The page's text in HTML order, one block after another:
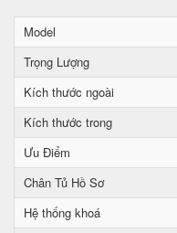
Model
Trọng Lượng
Kích thước ngoài
Kích thước trong
Ưu Điểm
Chân Tủ Hồ Sơ
Hệ thống khoá